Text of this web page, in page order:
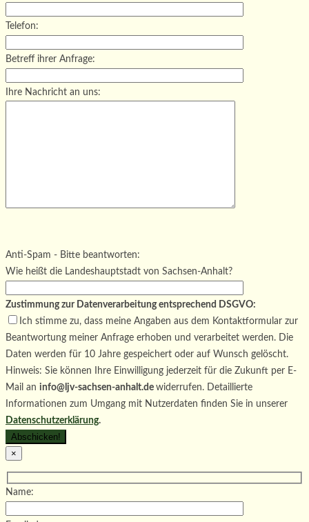
Telefon:
Betreff ihrer Anfrage:
Ihre Nachricht an uns:
Bitte lasse dieses Feld leer.
Anti-Spam - Bitte beantworten:
Wie heißt die Landeshauptstadt von Sachsen-Anhalt?
Zustimmung zur Datenverarbeitung entsprechend DSGVO:
Ich stimme zu, dass meine Angaben aus dem Kontaktformular zur
Beantwortung meiner Anfrage erhoben und verarbeitet werden. Die
Daten werden für 10 Jahre gespeichert oder auf Wunsch gelöscht.
Hinweis: Sie können Ihre Einwilligung jederzeit für die Zukunft per E-
Mail an info@ljv-sachsen-anhalt.de widerrufen. Detaillierte
Informationen zum Umgang mit Nutzerdaten finden Sie in unserer
Datenschutzerklärung.
×
Name: